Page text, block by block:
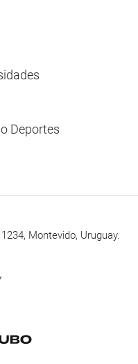
Deportes
Montevido, Uruguay.